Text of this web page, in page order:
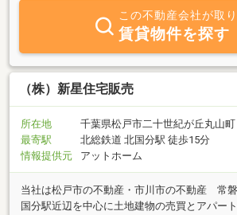
いません。ご相談・ご質問など御座いました
わせ下さいませ。皆様のご来店をスタッフ一
この不動産会社が取
賃貸物件を探す
（株）新星住宅販売
所在地
千葉県松戸市二十世紀が丘丸山町
最寄駅
北総鉄道 北国分駅 徒歩15分
情報提供元
アットホーム
当社は松戸市の不動産・市川市の不動産 常
国分駅近辺を中心に土地建物の売買とアパー